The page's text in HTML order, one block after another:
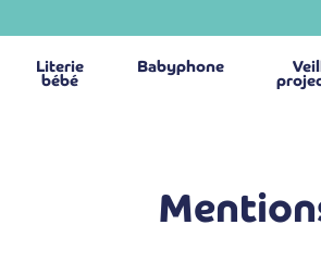
Literie
bébé
Babyphone